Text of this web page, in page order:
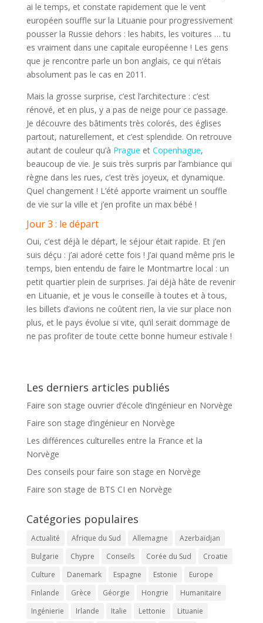
ai le temps, et constate rapidement que le vent
européen souffle sur la Lituanie pour progressivement
pousser la Russie dehors : les habits, les voitures … tu
es vraiment dans une capitale européenne ! Les gens
que je rencontre parle un bon anglais, ce qui n’étais
absolument pas le cas en 2011.
Mais la grosse surprise, c’est l’architecture : c’est
rénové, et en plus, y a pas de neige pour ce passage.
Je découvre des bâtiments très colorés, des églises
partout, naturellement, et c’est splendide. On retrouve
autant de couleur qu’à Prague et Copenhague,
beaucoup de vie. Je suis très surpris par l’ambiance qui
règne dans les rues, c’est très joyeux, et dynamique.
Quel changement ! L’été apporte vraiment un souffle
de vie sur la ville et j’en profite un max bébé !
Jour 3 : le départ
Oui, c’est déjà le départ, le séjour était rapide. Et j’en
suis déçu : j’ai adoré cette fois ! J’ai quand même pris le
temps, bien entendu de faire le Montmartre local : un
petit quartier plein de surprises. J’ai déjà hâte de revenir
en Lituanie, et je vous le conseille à toutes et à tous,
les billets d’avions ne coûtent rien, la vie sur place non
plus, et le pays évolue si vite, qu’il serait dommage de
ne pas profiter de toute cette bonne humeur estivale !
Les derniers articles publiés
Faire son stage ouvrier d’école d’ingénieur en Norvège
Faire son stage d’ingénieur en Norvège
Les différences culturelles entre la France et la
Norvège
Des conseils pour faire son stage en Norvège
Faire son stage de BTS CI en Norvège
Catégories populaires
Actualité Afrique du Sud Allemagne
Azerbaïdjan
Bulgarie
Chypre Conseils Corée du Sud
Croatie
Culture
Danemark Espagne Estonie
Europe
Finlande
Grèce Géorgie Hongrie
Humanitaire
Ingénierie
Irlande Italie Lettonie Lituanie